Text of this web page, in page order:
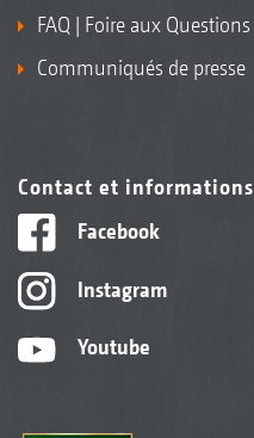
FAQ | Foire aux Questions
Communiqués de presse
Contact et informations
Facebook
Instagram
Youtube